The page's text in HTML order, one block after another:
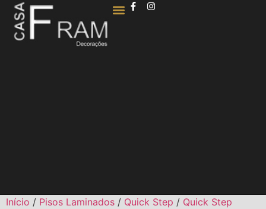
Início / Pisos Laminados / Quick Step / Quick Step